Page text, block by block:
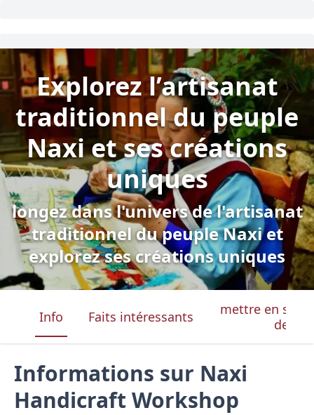
Explorez l’artisanat
traditionnel du peuple
Naxi et ses créations
uniques
longez dans l'univers de l'artisanat
traditionnel du peuple Naxi et
explorez ses créations uniques
Info Faits intéressants
mettre en
de la
Informations sur Naxi
Handicraft Workshop